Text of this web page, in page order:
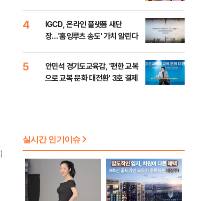
4
IGCD, 온라인 플랫폼 새단
장…'홈잉루츠 송도' 가치 알린다
5
안민석 경기도교육감, '편한 교복
으로 교복 문화 대전환' 3호 결제